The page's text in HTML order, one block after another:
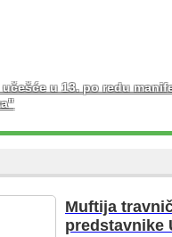
u 13. po redu
Muftija
predstavnike